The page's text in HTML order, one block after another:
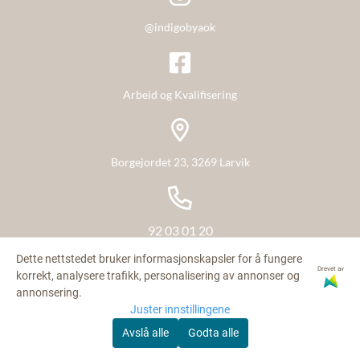
@indigobyaok
Arbeid og Kvalifisering
Borgejordet 23, 3269 Larvik
92 03 01 20
Dette nettstedet bruker informasjonskapsler for å fungere
korrekt, analysere trafikk, personalisering av annonser og
annonsering.
Drevet av
Juster innstillingene
Avslå alle
Godta alle